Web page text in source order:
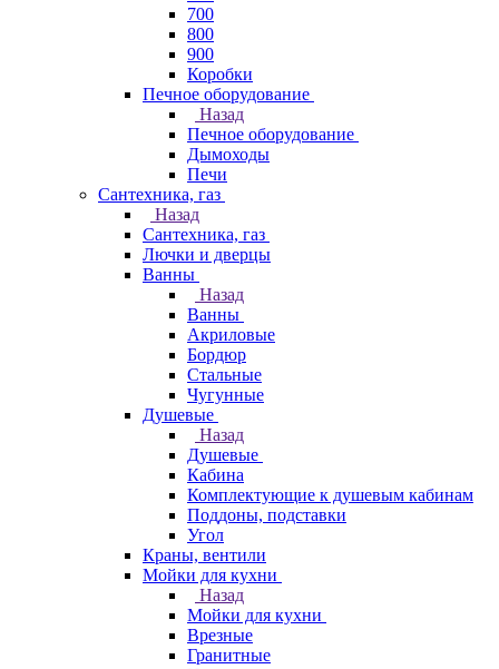
700
800
900
Коробки
Печное оборудование
Назад
Печное оборудование
Дымоходы
Печи
Сантехника, газ
Назад
Сантехника, газ
Лючки и дверцы
Ванны
Назад
Ванны
Акриловые
Бордюр
Стальные
Чугунные
Душевые
Назад
Душевые
Кабина
Комплектующие к душевым кабинам
Поддоны, подставки
Угол
Краны, вентили
Мойки для кухни
Назад
Мойки для кухни
Врезные
Гранитные